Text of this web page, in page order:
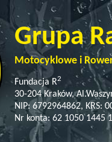
Grupa
Motocyklowe i
Fundacja R2
30-204 Kraków,
NIP: 6792964862, KRS:
Nr konta: 62 1050 1445